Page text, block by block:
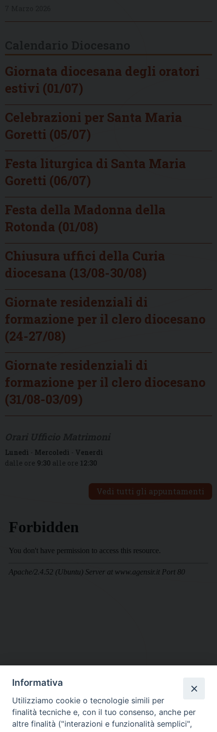
Giornata diocesana degli oratori
estivi (01/07)
Celebrazioni per Santa Maria
Goretti (05/07)
Festa liturgica di Santa Maria
Goretti (06/07)
Festa della Madonna della
Rotonda (01/08)
Chiusura uffici della Curia
diocesana (13/08-30/08)
Giornate residenziali di
formazione per il clero diocesano
(24-27/08)
Giornate residenziali di
formazione per il clero diocesano
(31/08-03/09)
Lunedì - Mercoledì - Venerdì
dalle ore 9:30 alle ore 12:30
Vedi tutti gli appuntamenti
DIOCESI SUBURBICARIA DI ALBANO
Contatti:Tel.: 06.93268401 - Fax.: 06.9323844
E-mail:curia@diocesidialbano.it
Informativa
Utilizziamo cookie o tecnologie simili per
finalità tecniche e, con il tuo consenso, anche per
altre finalità ("interazioni e funzionalità semplici",